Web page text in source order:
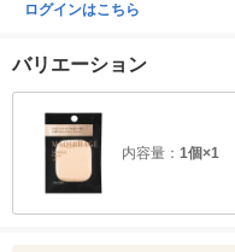
ログインはこちら
バリエーション
内容量： 1個×1